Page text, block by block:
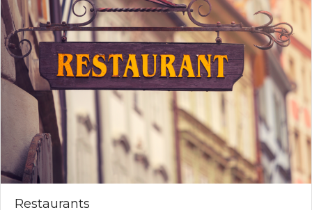
Restaurants